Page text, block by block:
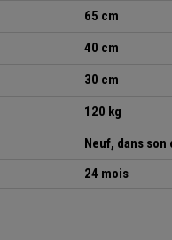
65 cm
40 cm
30 cm
120 kg
Neuf, dans
24 mois